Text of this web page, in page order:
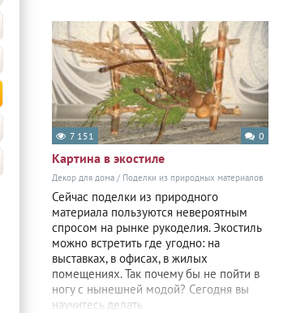
7 151 0
Картина в экостиле
Декор для дома / Поделки из природных материалов
Сейчас поделки из природного
материала пользуются невероятным
спросом на рынке рукоделия. Экостиль
можно встретить где угодно: на
выставках, в офисах, в жилых
помещениях. Так почему бы не пойти в
ногу с нынешней модой? Сегодня вы
научитесь делать